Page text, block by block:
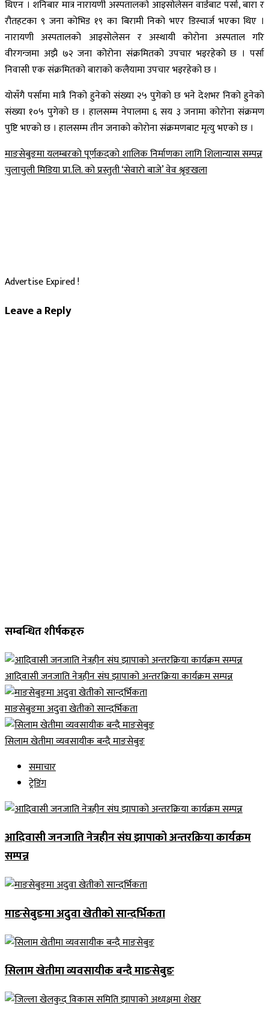
थिएन । शनिबार मात्र नारायणी अस्पतालको आइसोलेसन वार्डबाट पर्सा, बारा र
रौतहटका ९ जना कोभिड १९ का बिरामी निको भएर डिस्चार्ज भएका थिए ।
नारायणी अस्पतालको आइसोलेसन र अस्थायी कोरोना अस्पताल गरि
वीरगन्जमा अझै ७२ जना कोरोना संक्रमितको उपचार भइरहेको छ । पर्सा
निवासी एक संक्रमितको बाराको कलैयामा उपचार भइरहेको छ ।
योसँगै पर्सामा मात्रै निको हुनेको संख्या २५ पुगेको छ भने देशभर निको हुनेको
संख्या १०५ पुगेको छ । हालसम्म नेपालमा ६ सय ३ जनामा कोरोना संक्रमण
पुष्टि भएको छ । हालसम्म तीन जनाको कोरोना संक्रमणबाट मृत्यु भएको छ ।
Post
navigation
माङसेबुङमा यलम्बरकाे पूर्णकदकाे शालिक निर्माणका लागि शिलान्यास सम्पन्न
चुलाचुली मिडिया प्रा.लि. को प्रस्तुती ‘सेवाराे बाजे’ वेव श्रृङखला
Advertise Expired !
Leave a Reply
सम्बन्धित शीर्षकहरु
आदिवासी जनजाति नेत्रहीन संघ झापाको अन्तरक्रिया कार्यक्रम सम्पन्न
माङसेबुङमा अदुवा खेतीको सान्दर्भिकता
सिलाम खेतीमा व्यवसायीक बन्दै माङसेबुङ
समाचार
ट्रेडिंग
आदिवासी जनजाति नेत्रहीन संघ झापाको अन्तरक्रिया कार्यक्रम
सम्पन्न
माङसेबुङमा अदुवा खेतीको सान्दर्भिकता
सिलाम खेतीमा व्यवसायीक बन्दै माङसेबुङ